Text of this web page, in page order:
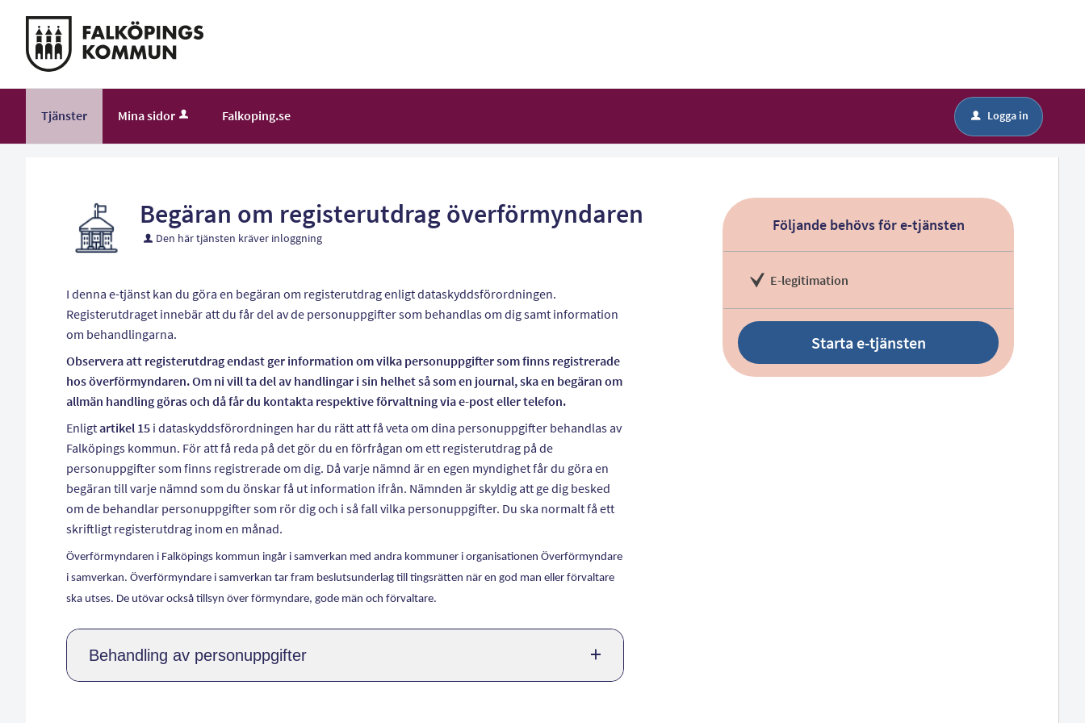
självservice
kommunTjänster Mina sidor Falkoping.se u Logga in
Begäran om registerutdrag överförmyndaren
Den här tjänsten kräver inloggning
I denna e-tjänst kan du göra en begäran om registerutdrag enligt dataskyddsförordningen.
Registerutdraget innebär att du får del av de personuppgifter som behandlas om dig samt information
om behandlingarna.
Observera att registerutdrag endast ger information om vilka personuppgifter som finns registrerade
hos överförmyndaren. Om ni vill ta del av handlingar i sin helhet så som en journal, ska en begäran om
allmän handling göras och då får du kontakta respektive förvaltning via e-post eller telefon.
Enligtartikel 15 i dataskyddsförordningen har du rätt att få veta om dina personuppgifter behandlas av
Falköpings kommun. För att få reda på det gör du en förfrågan om ett registerutdrag på de
personuppgifter som finns registrerade om dig. Då varje nämnd är en egen myndighet får du göra en
begäran till varje nämnd som du önskar få ut information ifrån. Nämnden är skyldig att ge dig besked
om de behandlar personuppgifter som rör dig och i så fall vilka personuppgifter. Du ska normalt få ett
skriftligt registerutdrag inom en månad.
Överförmyndaren i Falköpings kommun ingår i samverkan med andra kommuner i organisationen Överförmyndare
i samverkan. Överförmyndare i samverkan tar fram beslutsunderlag till tingsrätten när en god man eller förvaltare
ska utses. De utövar också tillsyn över förmyndare, gode män och förvaltare.
Behandling av personuppgifter
Följande behövs för e-tjänsten
E-legitimation
Starta e-tjänsten